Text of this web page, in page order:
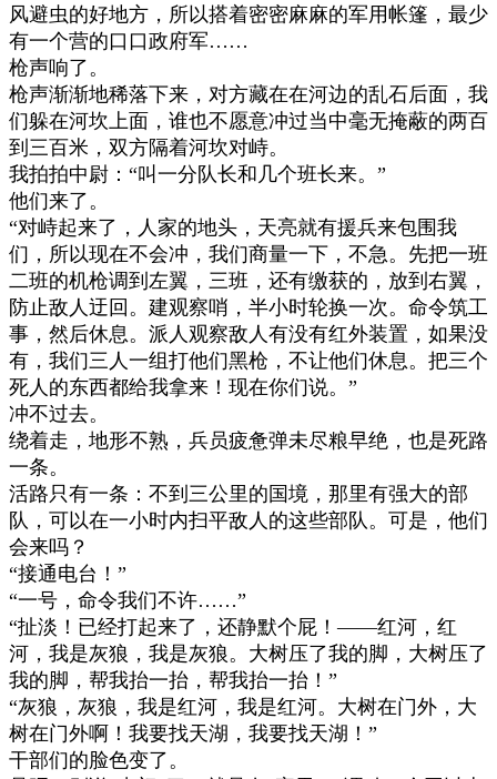
风避虫的好地方，所以搭着密密麻麻的军用帐篷，最少
有一个营的口口政府军……
枪声响了。
枪声渐渐地稀落下来，对方藏在在河边的乱石后面，我
们躲在河坎上面，谁也不愿意冲过当中毫无掩蔽的两百
到三百米，双方隔着河坎对峙。
我拍拍中尉： “叫一分队长和几个班长来。 ”
他们来了。
“对峙起来了，人家的地头，天亮就有援兵来包围我
们，所以现在不会冲，我们商量一下，不急。先把一班
二班的机枪调到左翼，三班，还有缴获的，放到右翼，
防止敌人迂回。建观察哨，半小时轮换一次。命令筑工
事，然后休息。派人观察敌人有没有红外装置，如果没
有，我们三人一组打他们黑枪，不让他们休息。把三个
死人的东西都给我拿来！现在你们说。 ”
冲不过去。
绕着走，地形不熟，兵员疲惫弹未尽粮早绝，也是死路
一条。
活路只有一条：不到三公里的国境，那里有强大的部
队，可以在一小时内扫平敌人的这些部队。可是，他们
会来吗？
“接通电台！ ”
“一号，命令我们不许……”
“扯淡！已经打起来了，还静默个屁！——红河，红
河，我是灰狼，我是灰狼。大树压了我的脚，大树压了
我的脚，帮我抬一抬，帮我抬一抬！ ”
“灰狼，灰狼，我是红河，我是红河。大树在门外，大
树在门外啊！我要找天湖，我要找天湖！ ”
干部们的脸色变了。